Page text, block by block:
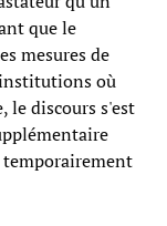
que le
mesures de
où
le discours s'est